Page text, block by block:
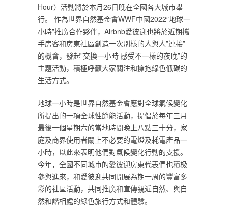
Hour）活動將於本月26日晚在全國各大城市舉
行。 作為世界自然基金會WWF中國2022″地球一
小時”推廣合作夥伴，Airbnb愛彼迎也將於近期攜
手房客和房東社區創造一次別樣的人與人”連接”
的機會，發起”交換一小時 感受不一樣的夜晚”的
主題活動，積極呼籲大家關注和擁抱綠色低碳的
生活方式。
地球一小時是世界自然基金會應對全球氣候變化
所提出的一項全球性節能活動，提倡於每年三月
最後一個星期六的當地時間晚上八點三十分，家
庭及商界使用者關上不必要的電燈及耗電產品一
小時，以此來表明他們對氣候變化行動的支援。
今年，全國不同城市的愛彼迎房東代表們也積极
參與進來，和愛彼迎共同開展為期一周的豐富多
彩的社區活動，共同推廣和宣傳親近自然、與自
然和諧相處的綠色旅行方式和體驗。